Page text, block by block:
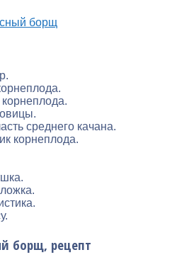
среднего качана.
корнеплода.
борщ, рецепт